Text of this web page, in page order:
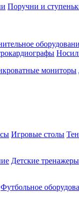
Поручни и
мониторы
Игровые столы
Детские тренажеры
Футбольное